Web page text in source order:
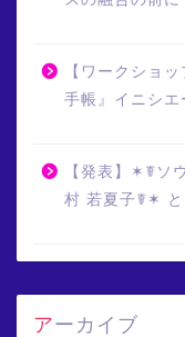
【ワークショ
手帳』イニシ
【発表】✶☤ソ
村 若夏子☤✶ と
アーカイブ